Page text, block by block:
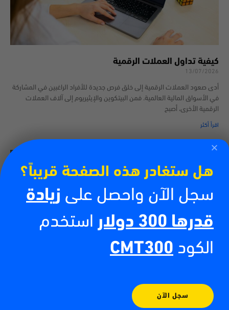
كيفية تداول العملات الرقمية
13/07/2026
أدى صعود العملات الرقمية إلى خلق فرص جديدة للأفراد الراغبين في المشاركة
في الأسواق المالية العالمية. فمن البيتكوين والإيثيريوم إلى آلاف العملات
الرقمية الأخرى، أصبح
اقرأ أكثر
(للمبتدئين)
29/06/2026
هل ستغادر هذه الصفحة قريباً؟
سجل الآن واحصل على زيادة
قدرها 300 دولار
استخدم
الكود CMT300
سجل الآن